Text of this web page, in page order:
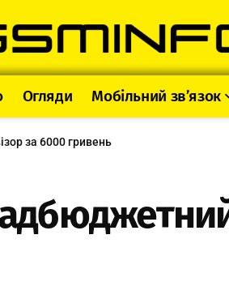
Огляди Мобільний зв’язок
за 6000 гривень